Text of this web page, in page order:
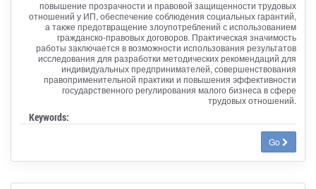
повышение прозрачности и правовой защищенности трудовых
отношений у ИП, обеспечение соблюдения социальных гарантий,
а также предотвращение злоупотреблений с использованием
гражданско-правовых договоров. Практическая значимость
работы заключается в возможности использования результатов
исследования для разработки методических рекомендаций для
индивидуальных предпринимателей, совершенствования
правоприменительной практики и повышения эффективности
государственного регулирования малого бизнеса в сфере
трудовых отношений.
Keywords:
Go